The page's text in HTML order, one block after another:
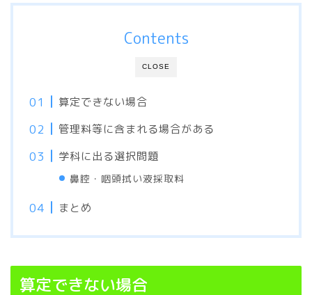
CLOSE
Contents
算定できない場合
管理料等に含まれる場合がある
学科に出る選択問題
鼻腔・咽頭拭い液採取料
まとめ
算定できない場合